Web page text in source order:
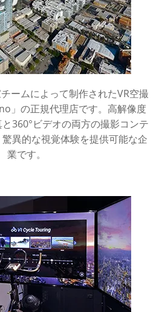
ームによって制作されたVR空撮
」の正規代理店です。高解像度
360°ビデオの両方の撮影コンテ
異的な視覚体験を提供可能な企
業です。